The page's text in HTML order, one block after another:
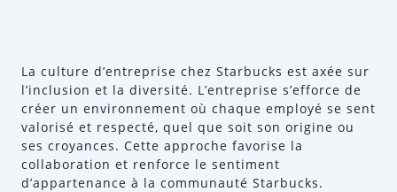
La culture d’entreprise chez Starbucks est axée sur
l’inclusion et la diversité. L’entreprise s’efforce de
créer un environnement où chaque employé se sent
valorisé et respecté, quel que soit son origine ou
ses croyances. Cette approche favorise la
collaboration et renforce le sentiment
d’appartenance à la communauté Starbucks.